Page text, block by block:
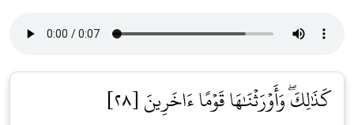
كَذَٰلِكَۖ وَأَوۡرَثۡنَٰهَا قَوۡمًا ءَاخَرِينَ [٢٨]